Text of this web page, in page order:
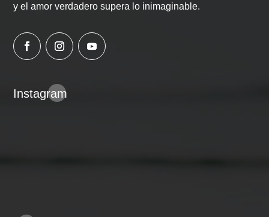
y el amor verdadero supera lo inimaginable.
Instagram